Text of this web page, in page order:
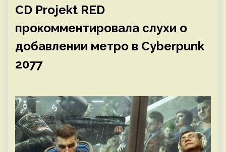
CD Projekt RED
прокомментировала слухи о
добавлении метро в Cyberpunk
2077